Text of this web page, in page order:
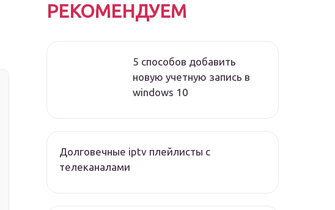
РЕКОМЕНДУЕМ
5 способов добавить
новую учетную запись в
windows 10
Долговечные iptv плейлисты с
телеканалами